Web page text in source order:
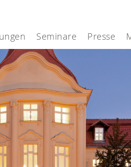
Seminare Presse